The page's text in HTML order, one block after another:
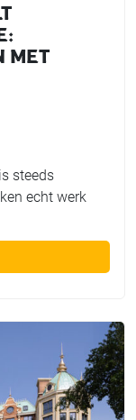
MET
steeds
echt werk